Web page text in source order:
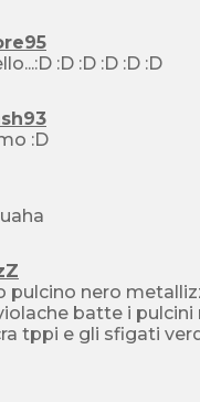
:D :D :D :D :D
:D
pulcino nero
batte i pulcini
tppi e gli sfigati